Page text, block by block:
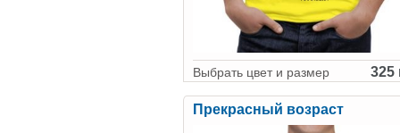
Выбрать цвет и размер 325
Прекрасный возраст